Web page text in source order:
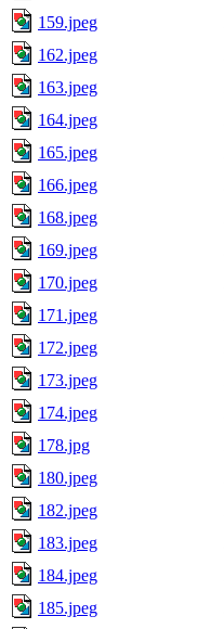
159.jpeg
162.jpeg
163.jpeg
164.jpeg
165.jpeg
166.jpeg
168.jpeg
169.jpeg
170.jpeg
171.jpeg
172.jpeg
173.jpeg
174.jpeg
178.jpg
180.jpeg
182.jpeg
183.jpeg
184.jpeg
185.jpeg